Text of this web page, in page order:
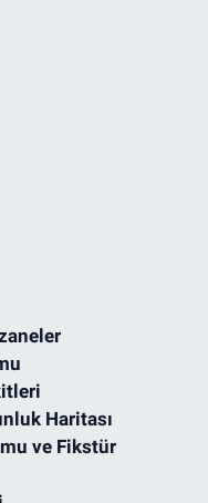
Haritası
ve Fikstür